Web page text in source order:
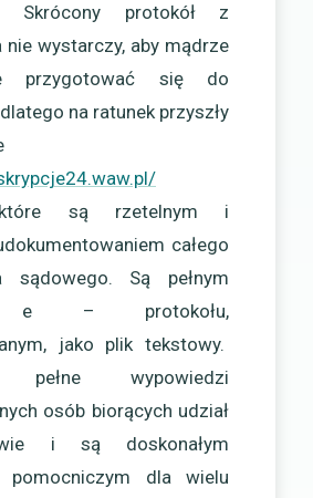
Skrócony protokół z
nie wystarczy, aby mądrze
przygotować się do
na ratunek przyszły
są rzetelnym i
całego
sądowego. Są pełnym
e – protokołu,
jako plik tekstowy.
pełne wypowiedzi
osób biorących udział
i są doskonałym
pomocniczym dla wielu